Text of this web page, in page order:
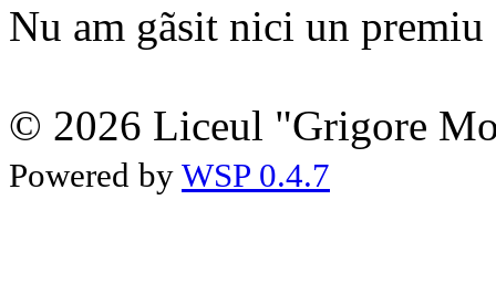
Nu am gãsit nici un premiu
© 2026 Liceul "Grigore
Powered by WSP 0.4.7